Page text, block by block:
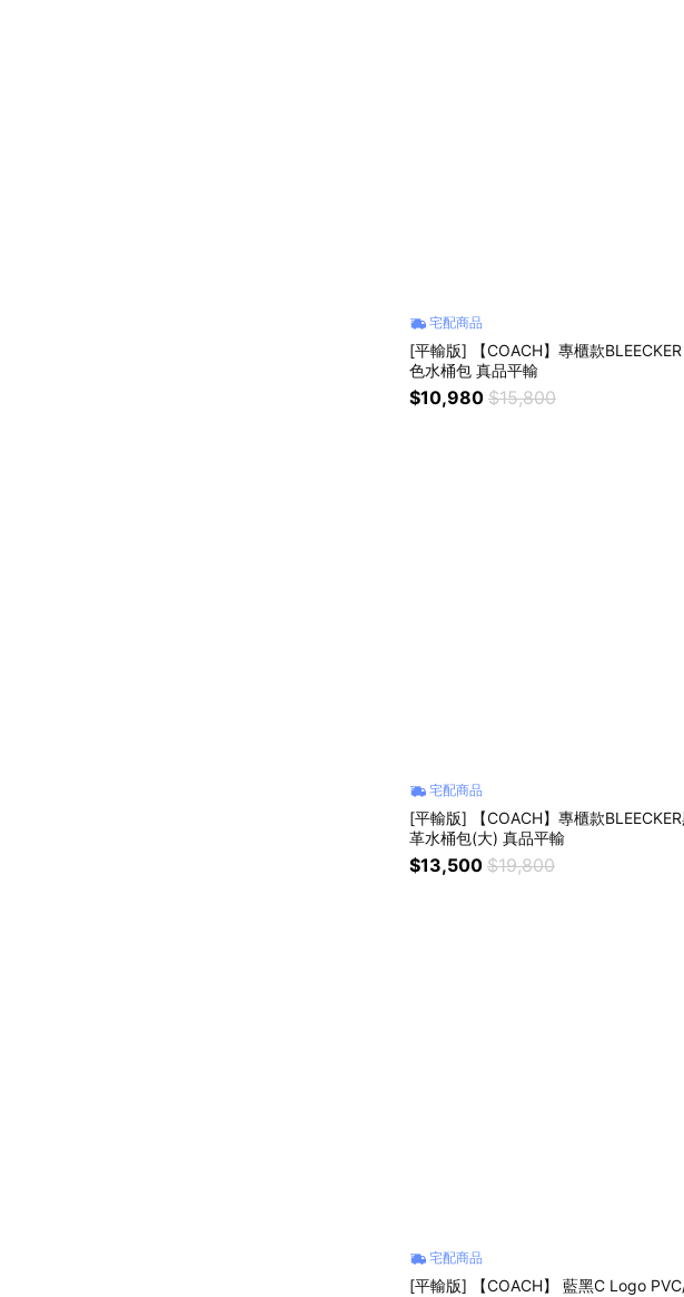
宅配商品
[平輸版] 【COACH】專櫃款
色水桶包 真品平輸
$10,980 $15,800
宅配商品
[平輸版] 【COACH】專櫃款
革水桶包(大) 真品平輸
$13,500 $19,800
宅配商品
[平輸版] 【COACH】 藍黑C Logo